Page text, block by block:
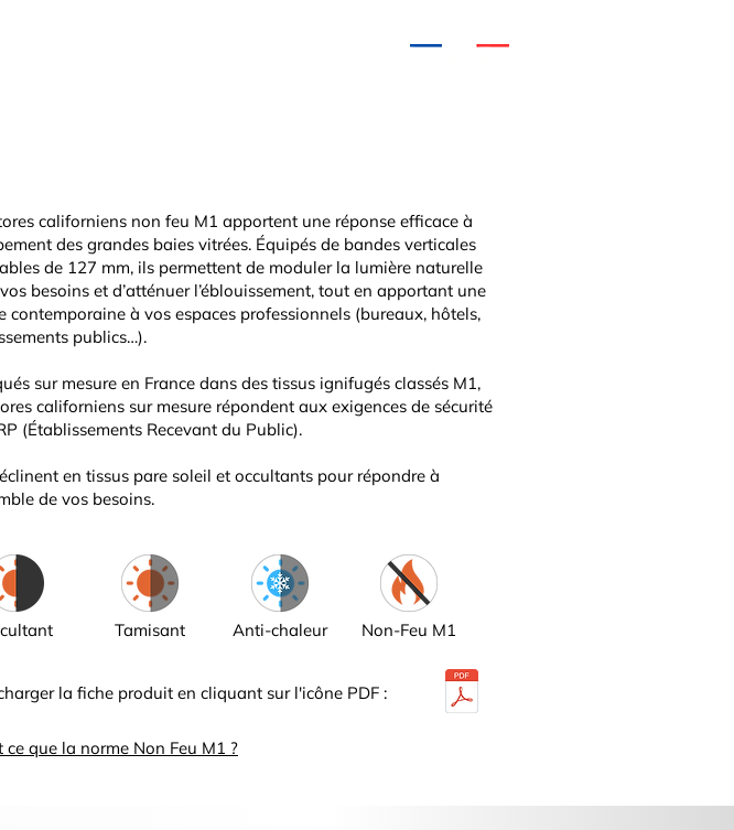
californiens non feu M1 apportent une réponse efficace à
des grandes baies vitrées. Équipés de bandes verticales
de 127 mm, ils permettent de moduler la lumière naturelle
besoins et d’atténuer l’éblouissement, tout en apportant une
contemporaine à vos espaces professionnels (bureaux, hôtels,
publics…).
sur mesure en France dans des tissus ignifugés classés M1,
californiens sur mesure répondent aux exigences de sécurité
(Établissements Recevant du Public).
en tissus pare soleil et occultants pour répondre à
de vos besoins.
la fiche produit en cliquant sur l'icône PDF :
Tamisant Anti-chaleur Non-Feu M1
ce que la norme Non Feu M1 ?